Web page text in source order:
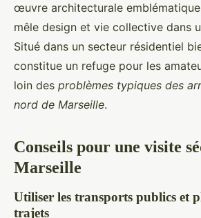
œuvre architecturale
mêle design et vie collective dans
Situé dans un secteur résidentiel
constitue un refuge pour les
loin des problèmes typiques des
nord de Marseille.
Conseils pour une visite
Marseille
Utiliser les transports publics et
trajets